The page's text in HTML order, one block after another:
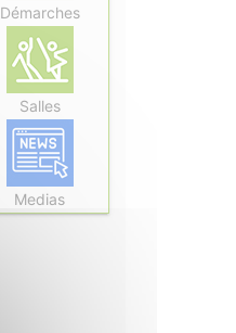
Démarches
Salles
Medias